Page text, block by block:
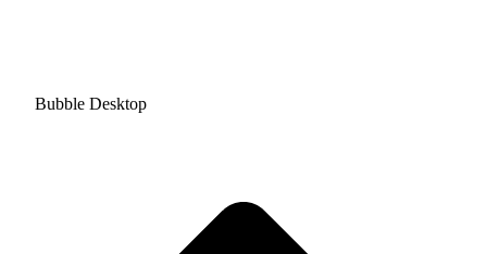
Bubble Desktop